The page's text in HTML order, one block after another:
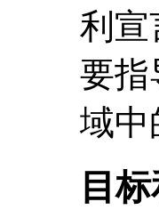
利宣
要指
域中
目